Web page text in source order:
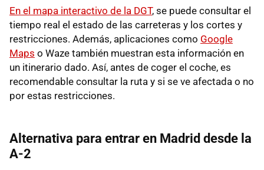
En el mapa interactivo de la DGT, se puede consultar el
tiempo real el estado de las carreteras y los cortes y
restricciones. Además, aplicaciones como Google
Maps o Waze también muestran esta información en
un itinerario dado. Así, antes de coger el coche, es
recomendable consultar la ruta y si se ve afectada o no
por estas restricciones.
Alternativa para entrar en Madrid desde la
A-2